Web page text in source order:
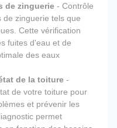
de zinguerie - Contrôle
zinguerie tels que
Cette vérification
fuites d'eau et de
des eaux
de la toiture -
de votre toiture pour
et prévenir les
permet